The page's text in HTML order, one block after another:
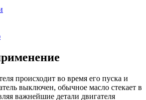
происходит во время его пуска и
выключен, обычное масло стекает в
важнейшие детали двигателя